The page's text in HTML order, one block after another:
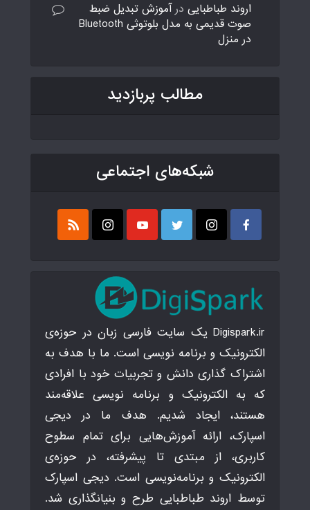
اروند طباطبایی درآموزش تبدیل ضبط
صوت قدیمی به مدل بلوتوثی Bluetooth
در منزل
مطالب پربازدید
شبکه‌های اجتماعی
Digispark.ir یک سایت فارسی زبان در حوزه‌ی
الکترونیک و برنامه نویسی است. ما با هدف به
اشتراک گذاری دانش و تجربیات خود با افرادی
که به الکترونیک و برنامه نویسی علاقه‌مند
هستند، ایجاد شدیم. هدف ما در دیجی
اسپارک، ارائه آموزش‌هایی برای تمام سطوح
کاربری، از مبتدی تا پیشرفته، در حوزه‌ی
الکترونیک و برنامه‌نویسی است. دیجی اسپارک
توسط اروند طباطبایی طرح و بنیانگذاری شد.